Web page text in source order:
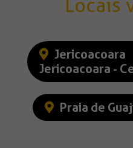
Locais
Jericoacoara -
Praia de